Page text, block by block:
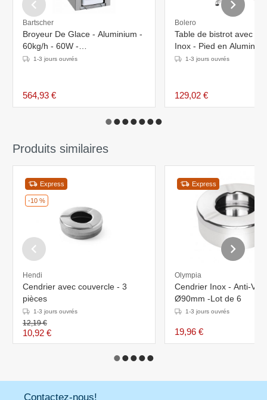
Bartscher
Broyeur De Glace - Aluminium -
60kg/h - 60W -
173x380x385(h)mm
1-3 jours ouvrés
564,93 €
Bolero
Table de bistrot avec
Inox - Pied en
70x70(h)72cm
1-3 jours ouvrés
129,02 €
Produits similaires
-10 %
Express
Hendi
Cendrier avec couvercle - 3
pièces
1-3 jours ouvrés
12,19 €
10,92 €
Express
Olympia
Cendrier Inox - Anti-
Ø90mm -Lot de 6
1-3 jours ouvrés
19,96 €
Contactez-nous!